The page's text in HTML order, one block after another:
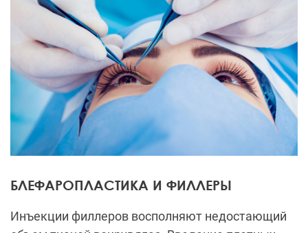
БЛЕФАРОПЛАСТИКА И ФИЛЛЕРЫ
Инъекции филлеров восполняют недостающий